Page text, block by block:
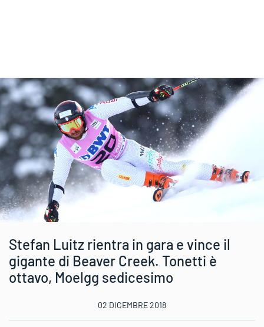
Stefan Luitz rientra in gara e vince il
gigante di Beaver Creek. Tonetti è
ottavo, Moelgg sedicesimo
02 DICEMBRE 2018